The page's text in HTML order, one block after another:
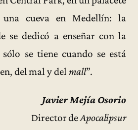
cueva en Medellín: la
se dedicó a enseñar con la
se tiene cuando se está
del mal y del mall”.
Javier Mejía Osorio
Director deApocalipsur